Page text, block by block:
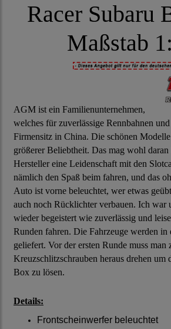
Racer Subaru
Maßstab
AGM ist ein Familienunternehmen,
welches für zuverlässige Rennbahnen
Firmensitz in China. Die schönen
größerer Beliebtheit. Das mag wohl daran
Hersteller eine Leidenschaft mit den
nämlich den Spaß beim fahren, und das
Auto ist vorne beleuchtet, wer etwas
auch noch Rücklichter verbauen. Ich war
wieder begeistert wie zuverlässig und
Runden fahren. Die Fahrzeuge werden in
geliefert. Vor der ersten Runde muss man
Kreuzschlitzschrauben heraus drehen um
Box zu lösen.
Details:
Frontscheinwerfer beleuchtet